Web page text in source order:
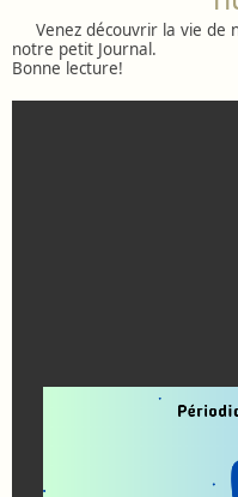
Venez découvrir la vie de
notre petit Journal.
Bonne lecture!